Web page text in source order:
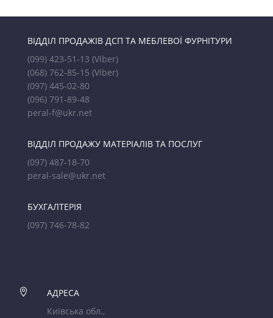
ВІДДІЛ ПРОДАЖІВ ДСП ТА МЕБЛЕВОЇ ФУРНІТУРИ
(099) 423-51-13 (Viber)
(068) 762-85-15 (Viber)
(097) 445-02-80
(096) 791-89-48
peral-f@ukr.net
ВІДДІЛ ПРОДАЖУ МАТЕРІАЛІВ ТА ПОСЛУГ
(097) 487-18-70
peral-sale@ukr.net
БУХГАЛТЕРІЯ
(097) 746-78-82

АДРЕСА
Київська обл.,